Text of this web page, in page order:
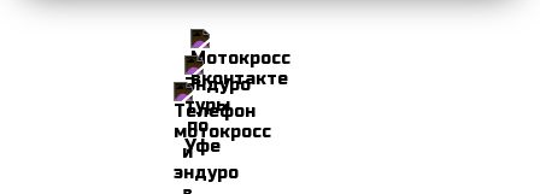
Мы в Instagram
8-906-103-34-49